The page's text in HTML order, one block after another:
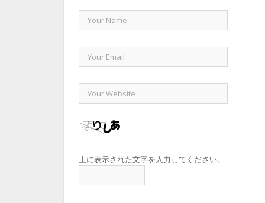
上に表示された文字を入力してください。